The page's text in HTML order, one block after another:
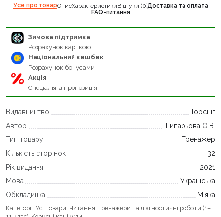
Усе про товарОписХарактеристикиВідгуки (0)Доставка та оплата
FAQ-питання
Зимова підтримка
Розрахунок карткою
Національний кешбек
Розрахунок бонусами
Акція
Спеціальна пропозиція
Видавництво
Торсінг
Автор
Шипарьова О.В.
Тип товару
Тренажер
Кількість сторінок
32
Рік видання
2021
Мова
Українська
Обкладинка
М'яка
Категорії: Усі товари Читання Тренажери та діагностичні роботи (1–